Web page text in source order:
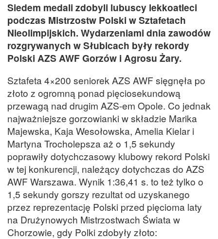
Siedem medali zdobyli lubuscy lekkoatleci
podczas Mistrzostw Polski w Sztafetach
Nieolimpijskich. Wydarzeniami dnia zawodów
rozgrywanych w Słubicach były rekordy
Polski AZS AWF Gorzów i Agrosu Żary.
Sztafeta 4×200 seniorek AZS AWF sięgnęła po
złoto z ogromną ponad pięciosekundową
przewagą nad drugim AZS-em Opole. Co jednak
najważniejsze gorzowianki w składzie Marika
Majewska, Kaja Wesołowska, Amelia Kielar i
Martyna Trocholepsza aż o 1,5 sekundy
poprawiły dotychczasowy klubowy rekord Polski
w tej konkurencji, należący dotychczas do AZS
AWF Warszawa. Wynik 1:36,41 s. to też tylko o
1,5 sekundy gorszy rezultat od uzyskanego
przez reprezentację Polski przed pięcioma laty
na Drużynowych Mistrzostwach Świata w
Chorzowie, gdy Polki zdobyły złoto: